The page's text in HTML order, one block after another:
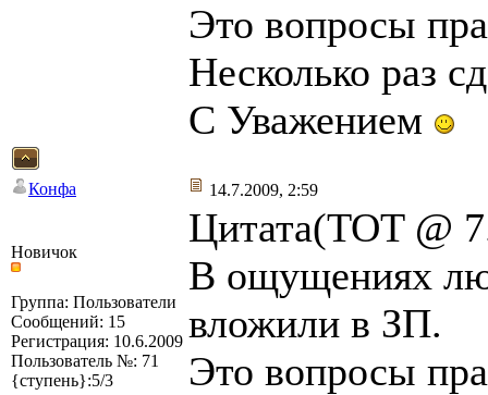
Это вопросы
Несколько раз
С Уважением
Конфа 14.7.2009, 2:59
Новичок
Группа: Пользователи
Сообщений: 15
Регистрация: 10.6.2009
Пользователь №: 71
{ступень}:5/3
Цитата(TOT @
В ощущениях
вложили в ЗП.
Это вопросы